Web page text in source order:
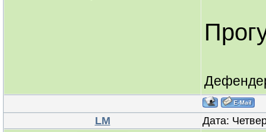
LM Дата: